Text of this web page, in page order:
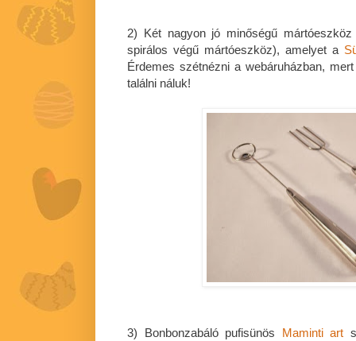
2) Két nagyon jó minőségű
spirálos végű mártóeszköz), amelyet a
Érdemes szétnézni a webáruházban,
találni náluk!
3) Bonbonzabáló pufisünös Maminti art